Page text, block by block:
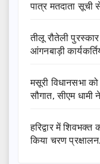
पात्र मतदाता
तीलू रौतेली
आंगनबाड़ी
मसूरी विधानसभा
सौगात, सीएम धामी
हरिद्वार में शिवभक्त
किया चरण